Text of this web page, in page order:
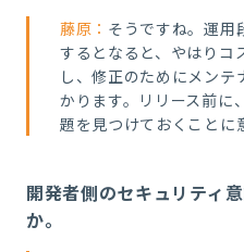
藤原： そうですね。運用
するとなると、やはりコ
し、修正のためにメン
かります。リリース前に
題を見つけておくことに
開発者側のセキュリティ
か。